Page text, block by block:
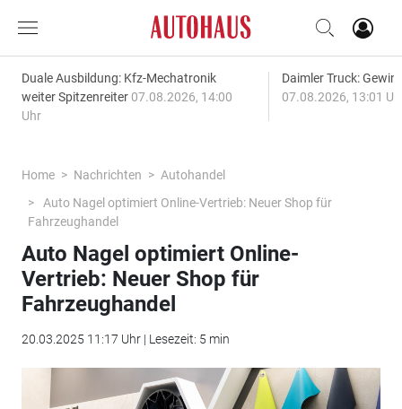
Duale Ausbildung: Kfz-Mechatronik
weiter Spitzenreiter 07.08.2026, 14:00
Uhr
Daimler Truck:
07.08.2026, 13:01
Home Nachrichten
Autohandel
Auto Nagel optimiert Online-Vertrieb: Neuer Shop für
Fahrzeughandel
Auto Nagel optimiert Online-
Vertrieb: Neuer Shop für
Fahrzeughandel
20.03.2025 11:17 Uhr | Lesezeit: 5 min